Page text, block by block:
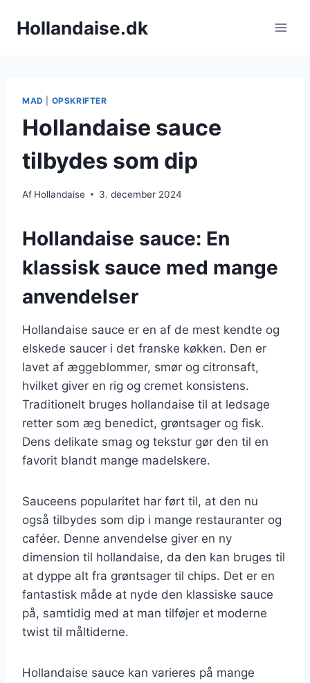
Hollandaise.dk
MAD OPSKRIFTER
Hollandaise sauce
tilbydes som dip
Af Hollandaise 3. december 2024
Hollandaise sauce: En
klassisk sauce med mange
anvendelser
Hollandaise sauce er en af de mest kendte og
elskede saucer i det franske køkken. Den er
lavet af æggeblommer, smør og citronsaft,
hvilket giver en rig og cremet konsistens.
Traditionelt bruges hollandaise til at ledsage
retter som æg benedict, grøntsager og fisk.
Dens delikate smag og tekstur gør den til en
favorit blandt mange madelskere.
Sauceens popularitet har ført til, at den nu
også tilbydes som dip i mange restauranter og
caféer. Denne anvendelse giver en ny
dimension til hollandaise, da den kan bruges til
at dyppe alt fra grøntsager til chips. Det er en
fantastisk måde at nyde den klassiske sauce
på, samtidig med at man tilføjer et moderne
twist til måltiderne.
Hollandaise sauce kan varieres på mange